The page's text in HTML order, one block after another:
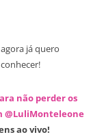
já quero
não perder os
@LuliMonteleone
ao vivo!